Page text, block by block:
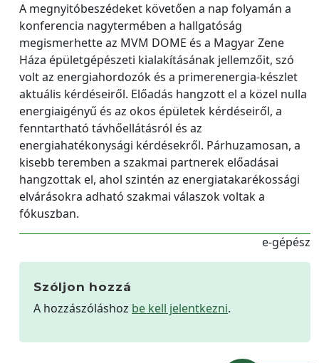
A megnyitóbeszédeket követően a nap folyamán a
konferencia nagytermében a hallgatóság
megismerhette az MVM DOME és a Magyar Zene
Háza épületgépészeti kialakításának jellemzőit, szó
volt az energiahordozók és a primerenergia-készlet
aktuális kérdéseiről. Előadás hangzott el a közel nulla
energiaigényű és az okos épületek kérdéseiről, a
fenntartható távhőellátásról és az
energiahatékonysági kérdésekről. Párhuzamosan, a
kisebb teremben a szakmai partnerek előadásai
hangzottak el, ahol szintén az energiatakarékossági
elvárásokra adható szakmai válaszok voltak a
fókuszban.
e-gépész
Szóljon hozzá
A hozzászóláshoz be kell jelentkezni.